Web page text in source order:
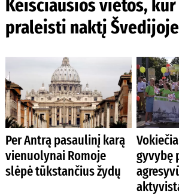
Keisčiausios vietos,
praleisti naktį Švedijoje
Per Antrą pasaulinį karą
vienuolynai Romoje
slėpė tūkstančius žydų
gyvybę